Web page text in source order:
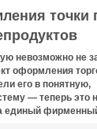
точки
невозможно не
оформления
его в понятную,
— теперь это
единый